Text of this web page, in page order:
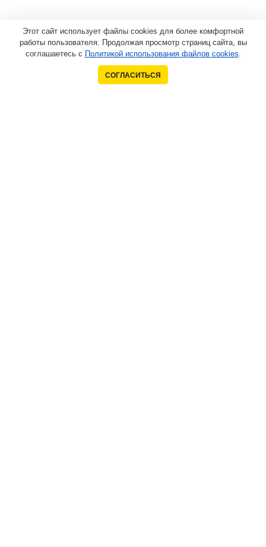
Этот сайт использует файлы cookies для более комфортной
работы пользователя. Продолжая просмотр страниц сайта, вы
соглашаетесь с Политикой использования файлов cookies.
СОГЛАСИТЬСЯ